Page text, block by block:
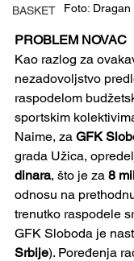
BASKET Foto:
PROBLEM NOVAC
Kao razlog za
nezadovoljstvo
raspodelom
sportskim
Naime, za GFK
grada Užica,
dinara, što je za 8
odnosu na
trenutko raspodele
GFK Sloboda je
Srbije). Poređenja